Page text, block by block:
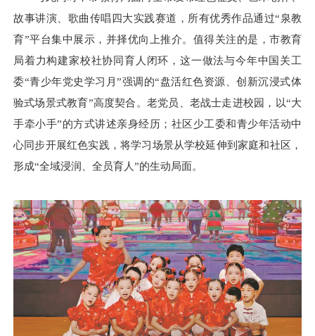
故事讲演、歌曲传唱四大实践赛道，所有优秀作品通过“泉教
育”平台集中展示，并择优向上推介。值得关注的是，市教育
局着力构建家校社协同育人闭环，这一做法与今年中国关工
委“青少年党史学习月”强调的“盘活红色资源、创新沉浸式体
验式场景式教育”高度契合。老党员、老战士走进校园，以“大
手牵小手”的方式讲述亲身经历；社区少工委和青少年活动中
心同步开展红色实践，将学习场景从学校延伸到家庭和社区，
形成“全域浸润、全员育人”的生动局面。